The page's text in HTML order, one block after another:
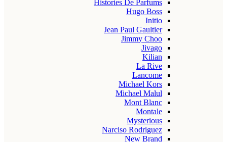
Histories De Parfums
Hugo Boss
Initio
Jean Paul Gaultier
Jimmy Choo
Jivago
Kilian
La Rive
Lancome
Michael Kors
Michael Malul
Mont Blanc
Montale
Mysterious
Narciso Rodriguez
New Brand